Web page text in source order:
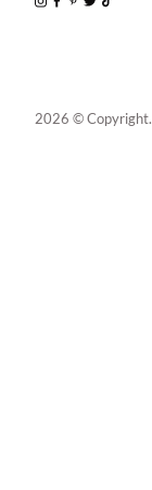
2026 © Copyright.